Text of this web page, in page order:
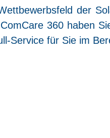
der
360 haben
Ser­vice für Sie im